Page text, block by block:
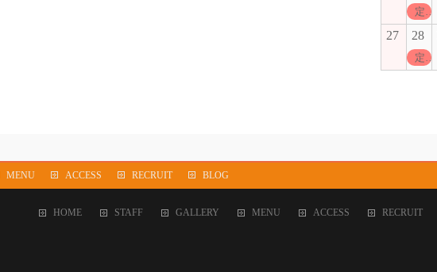
定休日
27 28
定休日
MENU ACCESS RECRUIT BLOG
HOME STAFF GALLERY MENU ACCESS RECRUIT